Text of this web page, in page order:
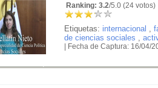
Ranking: 3.2/5.0 (24 votos)
Etiquetas: internacional
de ciencias sociales
| Fecha de Captura: 16/04/